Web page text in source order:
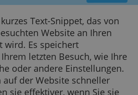
kurzes Text-Snippet, das
besuchten Website an
wird. Es speichert
Ihrem letzten Besuch, wie